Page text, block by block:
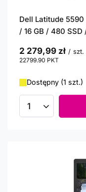
Dell Latitude
/ 16 GB / 480 SSD
2 279,99 zł / szt.
22799.90 PKT
Dostępny (1 szt.)
Ilość produktów